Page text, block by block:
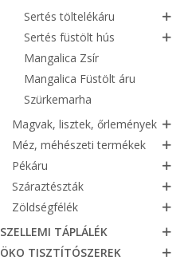
Sertés töltelékáru
Sertés füstölt hús
Mangalica Zsír
Mangalica Füstölt áru
Szürkemarha
Magvak, lisztek, őrlemények
Méz, méhészeti termékek
Pékáru
Száraztészták
Zöldségfélék
SZELLEMI TÁPLÁLÉK
ÖKO TISZTÍTÓSZEREK